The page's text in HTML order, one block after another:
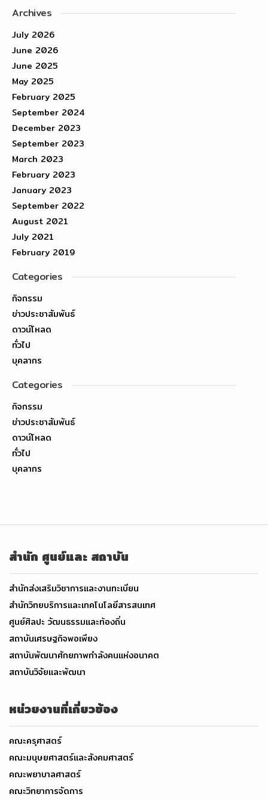
Archives
July 2026
June 2026
June 2025
May 2025
February 2025
September 2024
December 2023
September 2023
March 2023
February 2023
January 2023
September 2022
August 2021
July 2021
February 2019
Categories
กิจกรรม
ข่าวประชาสัมพันธ์
ดาวน์โหลด
ทั่วไป
บุคลากร
Categories
กิจกรรม
ข่าวประชาสัมพันธ์
ดาวน์โหลด
ทั่วไป
บุคลากร
สำนัก ศูนย์และ สถาบัน
สำนักส่งเสริมวิชาการและงานทะเบียน
สำนักวิทยบริการและเทคโนโลยีสารสนเทศ
ศูนย์ศิลปะ วัฒนธรรมและท้องถิ่น
สถาบันเศรษฐกิจพอเพียง
สถาบันพัฒนาศักยภาพกำลังคนแห่งอนาคต
สถาบันวิจัยและพัฒนา
หน่วยงานที่เกี่ยวข้อง
คณะครุศาสตร์
คณะมนุษยศาสตร์และสังคมศาสตร์
คณะพยาบาลศาสตร์
คณะวิทยาการจัดการ